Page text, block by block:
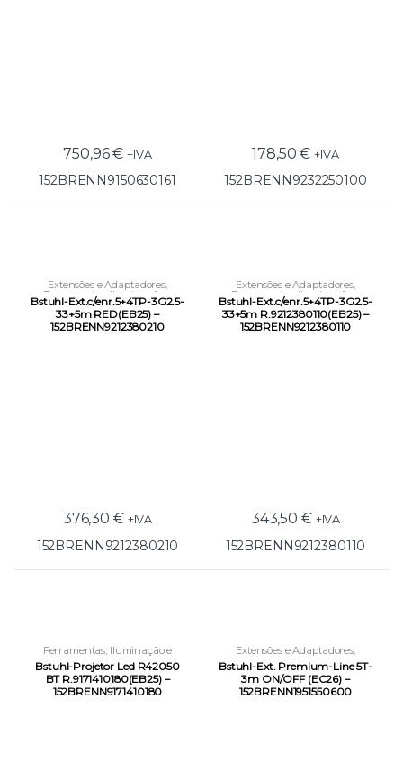
750,96€ +IVA
152BRENN9150630161
178,50€ +IVA
152BRENN9232250100
Extensões e Adaptadores,
Ferramentas Iluminação e
Condução Elétrica
Bstuhl-Ext.c/enr.5+4TP-3G2.5-
33+5m RED(EB25) –
152BRENN9212380210
376,30 € +IVA
152BRENN9212380210
Extensões e Adaptadores,
Ferramentas Iluminação e
Condução Elétrica
Bstuhl-Ext.c/enr.5+4TP-3G2.5-
33+5m R.9212380110(EB25) –
152BRENN9212380110
343,50 € +IVA
152BRENN9212380110
Ferramentas Iluminação e
Condução Elétrica Projetores
Bstuhl-Projetor Led R42050
BT R.9171410180(EB25) –
152BRENN9171410180
Extensões e Adaptadores,
Ferramentas Iluminação e
Condução Elétrica,Novidades
Bstuhl-Ext. Premium-Line 5T-
3m ON/OFF (EC26) –
152BRENN1951550600